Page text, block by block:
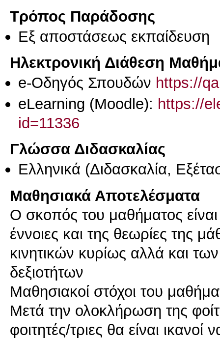
Τρόπος Παράδοσης
Eξ απoστάσεως εκπαίδευση
Ηλεκτρονική Διάθεση
e-Οδηγός Σπουδών https://
eLearning (Moodle): https://
id=11336
Γλώσσα Διδασκαλίας
Ελληνικά (Διδασκαλία,
Μαθησιακά Αποτελέσματα
Ο σκοπός του μαθήματος είναι
έννοιες και της θεωρίες της
κινητικών κυρίως αλλά και
δεξιοτήτων
Μαθησιακοί στόχοι του
Μετά την ολοκλήρωση της
φοιτητές/τριες θα είναι ικανοί